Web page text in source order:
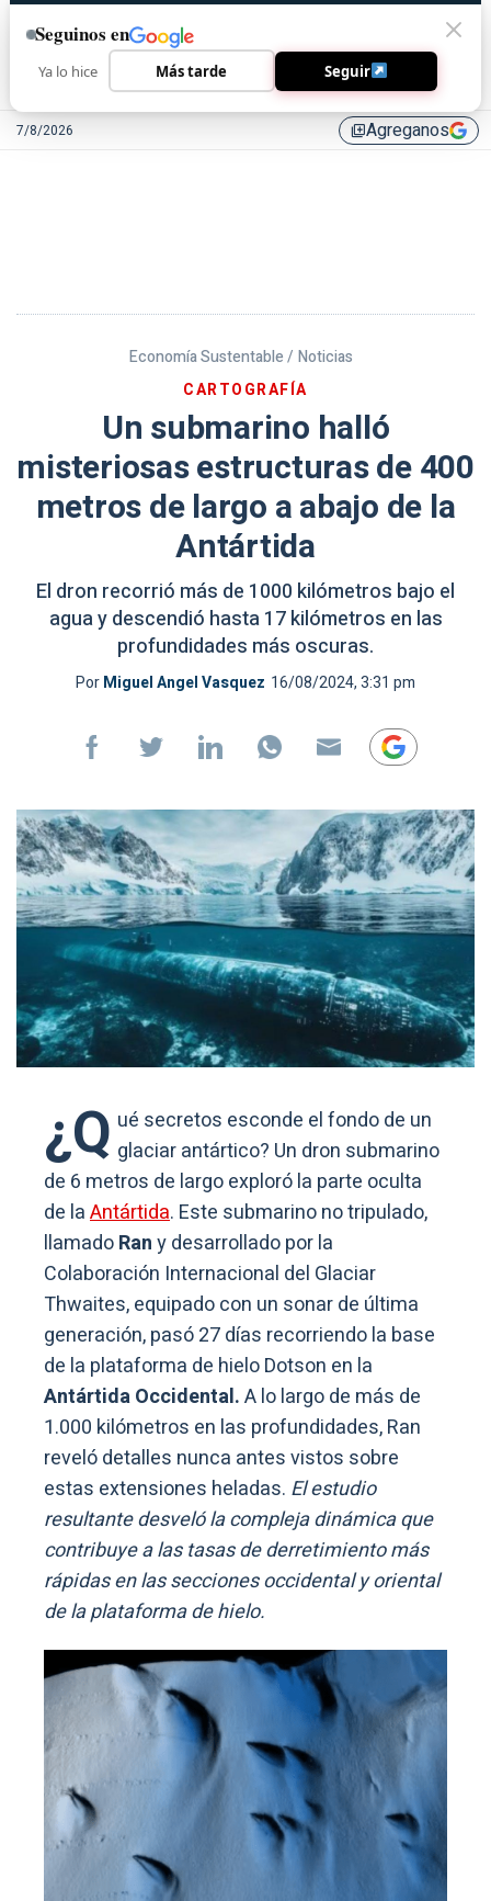
7/8/2026 library_addAgreganos
Economía Sustentable / Noticias
CARTOGRAFÍA
Un submarino halló
misteriosas estructuras de 400
metros de largo a abajo de la
Antártida
El dron recorrió más de 1000 kilómetros bajo el
agua y descendió hasta 17 kilómetros en las
profundidades más oscuras.
PorMiguel Angel Vasquez 16/08/2024, 3:31 pm
¿Q ué secretos esconde el fondo de un
glaciar antártico? Un dron submarino
de 6 metros de largo exploró la parte oculta
de laAntártida. Este submarino no tripulado,
llamadoRany desarrollado por la
Colaboración Internacional del Glaciar
Thwaites, equipado con un sonar de última
generación, pasó 27 días recorriendo la base
de la plataforma de hielo Dotson en la
Antártida Occidental.A lo largo de más de
1.000 kilómetros en las profundidades, Ran
reveló detalles nunca antes vistos sobre
estas extensiones heladas. El estudio
resultante desveló la compleja dinámica que
contribuye a las tasas de derretimiento más
rápidas en las secciones occidental y oriental
de la plataforma de hielo.
Seguinos en
Ya lo hice Más tarde Seguir